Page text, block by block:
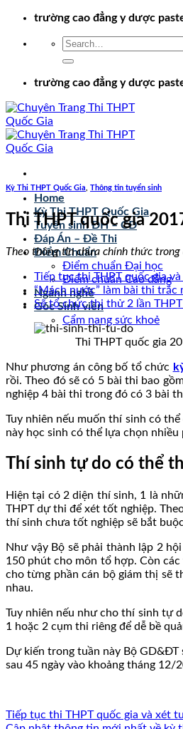
Chuyểntrường cao đẳng y dược
trường cao đẳng y dược
Home
Kỳ Thi THPT Quốc Gia
Tuyển sinh ĐH – CĐ
Đáp Án – Đề Thi
Điểm Chuẩn
Điểm chuẩn Đại học
Điểm chuẩn Cao đẳng
Ngành nghề
Góc Sinh viên
Cẩm nang sức khoẻ
Kỳ Thi THPT Quốc Gia Thông tin tuyển sinh
Thi THPT quốc gia
Theo thông tin chưa chính thức
Tiếp tục thi THPT quốc gia
“Mách nước” làm bài thi trắc
Sẽ tổ chức thi thử 2 lần
Thi THPT quốc gia
Như phương án công bố tổ chức
rồi. Theo đó sẽ có 5 bài thi bao
nghiệp 4 bài thi trong đó có 3 bài
Tuy nhiên nếu muốn thí sinh có
này học sinh có thể lựa chọn
Thí sinh tự do có thể
Hiện tại có 2 diện thí sinh, 1 là
THPT dự thi để xét tốt nghiệp.
thí sinh chưa tốt nghiệp sẽ bắt
Như vậy Bộ sẽ phải thành lập 2
150 phút cho môn tổ hợp. Còn
cho từng phần cán bộ giám thị sẽ
nhau.
Tuy nhiên nếu như cho thí sinh tự
1 hoặc 2 cụm thi riêng để dễ bề
Dự kiến trong tuần này Bộ
sau 45 ngày vào khoảng tháng 12/
Tiếp tục thi THPT quốc gia và xét